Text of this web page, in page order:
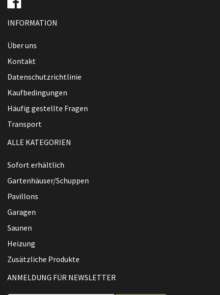
INFORMATION
Über uns
Kontakt
Datenschutzrichtlinie
Kaufbedingungen
Häufig gestellte Fragen
Transport
ALLE KATEGORIEN
Sofort erhältlich
Gartenhäuser/Schuppen
Pavillons
Garagen
Saunen
Heizung
Zusätzliche Produkte
ANMELDUNG FÜR NEWSLETTER